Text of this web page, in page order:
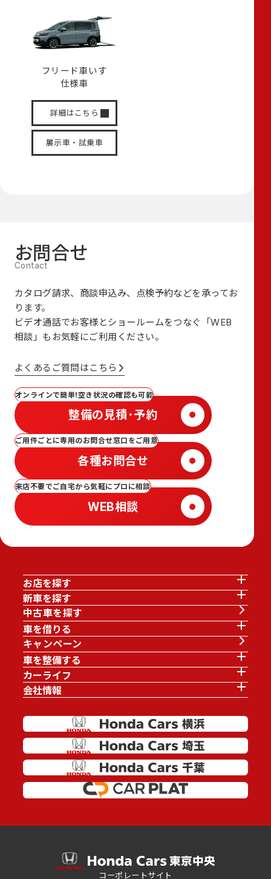
フリード車いす
仕様車
詳細はこちら
展示車・試乗車
お問合せ
カタログ請求、商談申込み、点検予約などを承ってお
ります。
ビデオ通話でお客様とショールームをつなぐ
「WEB
相談」も お気軽にご利用ください。
よくあるご質問はこちら
オンラインで簡単!空き状況の確認も可能
整備の見積･予約
ご用件ごとに専用のお問合せ窓口をご用意
各種お問合せ
来店不要でご自宅から気軽にプロに相談
WEB相談
お店を探す
新車を探す
中古車を探す
車を借りる
キャンペーン
車を整備する
カーライフ
会社情報
コーポレートサイト